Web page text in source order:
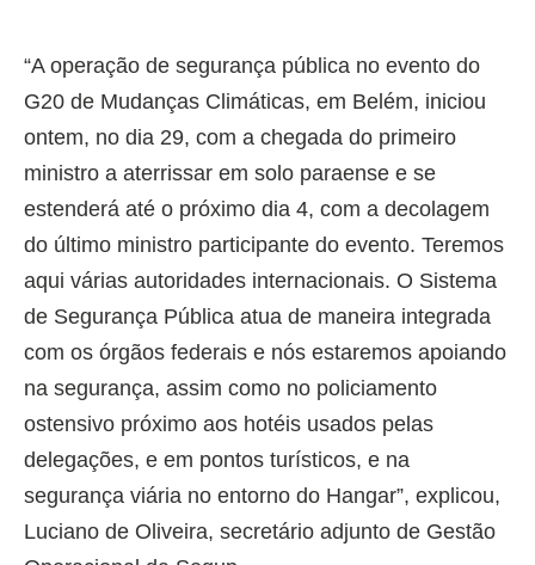
“A operação de segurança pública no evento do
G20 de Mudanças Climáticas, em Belém, iniciou
ontem, no dia 29, com a chegada do primeiro
ministro a aterrissar em solo paraense e se
estenderá até o próximo dia 4, com a decolagem
do último ministro participante do evento. Teremos
aqui várias autoridades internacionais. O Sistema
de Segurança Pública atua de maneira integrada
com os órgãos federais e nós estaremos apoiando
na segurança, assim como no policiamento
ostensivo próximo aos hotéis usados pelas
delegações, e em pontos turísticos, e na
segurança viária no entorno do Hangar”, explicou,
Luciano de Oliveira, secretário adjunto de Gestão